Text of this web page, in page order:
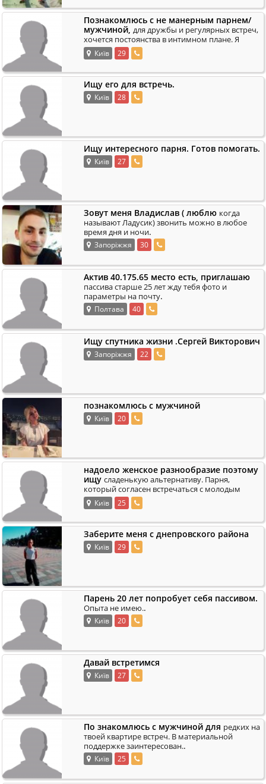
Познакомлюсь с не манерным парнем/
мужчиной, для дружбы и регулярных встреч,
хочется постоянства в интимном плане. Я
актив. Не манерный без проблем со
здоровьем,.
Київ 29
Ищу его для встречь.
Київ 28
Ищу интересного парня. Готов помогать.
Київ 27
Зовут меня Владислав ( люблю когда
называют Ладусик) звонить можно в любое
время дня и ночи.
Запоріжжя 30
Актив 40.175.65 место есть, приглашаю
пассива старше 25 лет жду тебя фото и
параметры на почту.
Полтава 40
Ищу спутника жизни .Сергей Викторович
Запоріжжя 22
познакомлюсь с мужчиной
Київ 20
надоело женское разнообразие поэтому
ищу сладенькую альтернативу. Парня,
который согласен встречаться с молодым
обеспеченным мужчиной. Я красив, у меня
завидные.
Київ 25
Заберите меня с днепровского района
Київ 29
Парень 20 лет попробует себя пассивом.
Опыта не имею..
Київ 20
Давай встретимся
Київ 27
По знакомлюсь с мужчиной для редких на
твоей квартире встреч. В материальной
поддержке заинтересован..
Київ 25